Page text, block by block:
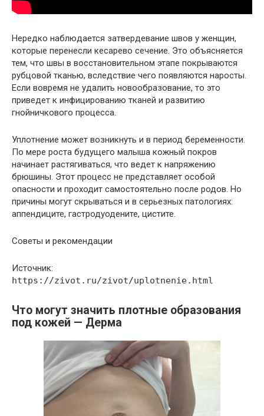
Нередко наблюдается затвердевание швов у женщин,
которые перенесли кесарево сечение. Это объясняется
тем, что швы в восстановительном этапе покрываются
рубцовой тканью, вследствие чего появляются наросты.
Если вовремя не удалить новообразование, то это
приведет к инфицированию тканей и развитию
гнойничкового процесса.
Уплотнение может возникнуть и в период беременности.
По мере роста будущего малыша кожный покров
начинает растягиваться, что ведет к напряжению
брюшины. Этот процесс не представляет особой
опасности и проходит самостоятельно после родов. Но
причины могут скрываться и в серьезных патологиях:
аппендиците, гастродуодените, цистите.
Советы и рекомендации
Источник:
https://zivot.ru/zivot/uplotnenie.html
Что могут значить плотные образования
под кожей — Дерма